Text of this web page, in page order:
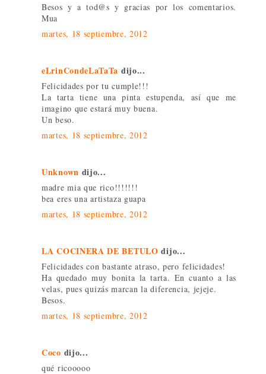
Besos y a tod@s y gracias por los comentarios.
Mua
martes, 18 septiembre, 2012
eLrinCondeLaTaTa dijo...
Felicidades por tu cumple!!!
La tarta tiene una pinta estupenda, así que me
imagino que estará muy buena.
Un beso.
martes, 18 septiembre, 2012
Unknown dijo...
madre mia que rico!!!!!!!
bea eres una artistaza guapa
martes, 18 septiembre, 2012
LA COCINERA DE BETULO dijo...
Felicidades con bastante atraso, pero felicidades!
Ha quedado muy bonita la tarta. En cuanto a las
velas, pues quizás marcan la diferencia, jejeje.
Besos.
martes, 18 septiembre, 2012
Coco dijo...
qué ricooooo